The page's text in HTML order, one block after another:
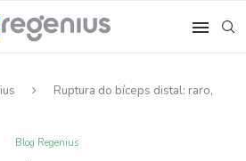
Ruptura do bíceps distal: raro,
Blog Regenius